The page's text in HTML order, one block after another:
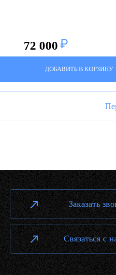
72 000
ДОБАВИТЬ В КОРЗИНУ
Заказать
Связаться с